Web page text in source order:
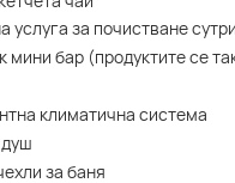
услуга за почистване
мини бар (продуктите се
климатична система
за баня